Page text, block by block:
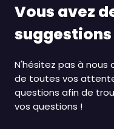
Vous avez
suggestions
N'hésitez pas à
de toutes vos
questions afin de
vos questions !